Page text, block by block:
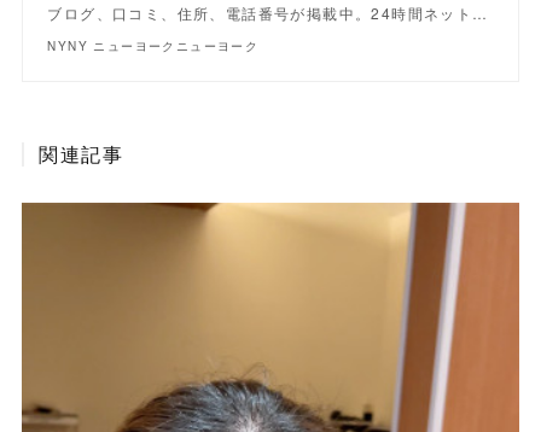
ブログ、口コミ、住所、電話番号が掲載中。24時間ネット…
NYNY ニューヨークニューヨーク
関連記事